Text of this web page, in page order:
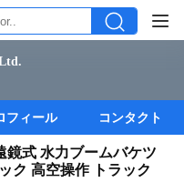
フィール コンタクト
鏡式 水力ブームバケツ
ク 高空操作 トラック